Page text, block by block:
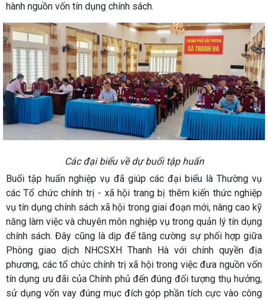
hành nguồn vốn tín dụng chính sách.
Các đại biểu về dự buổi tập huấn
Buổi tập huấn nghiệp vụ đã giúp các đại biểu là Thường vụ
các Tổ chức chính trị - xã hội trang bị thêm kiến thức nghiệp
vụ tín dụng chính sách xã hội trong giai đoạn mới, nâng cao kỹ
năng làm việc và chuyên môn nghiệp vụ trong quản lý tín dụng
chính sách. Đây cũng là dịp để tăng cường sự phối hợp giữa
Phòng giao dịch NHCSXH Thanh Hà với chính quyền địa
phương, các tổ chức chính trị xã hội trong việc đưa nguồn vốn
tín dụng ưu đãi của Chính phủ đến đúng đối tượng thụ hưởng,
sử dụng vốn vay đúng mục đích góp phần tích cực vào công